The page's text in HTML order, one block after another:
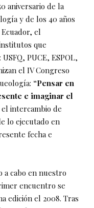
aniversario de la
y de los 40 años
el
que
PUCE, ESPOL,
el IV Congreso
“Pensar en
e imaginar el
intercambio de
lo ejecutado en
fecha e
a cabo en nuestro
encuentro se
edición el 2008. Tras